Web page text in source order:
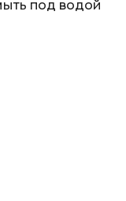
под водой